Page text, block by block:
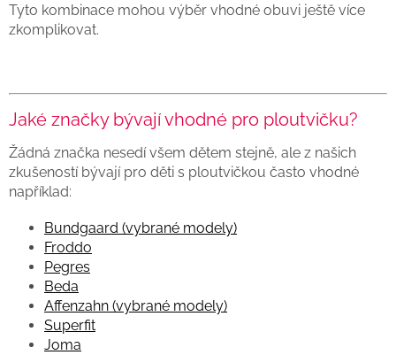
Tyto kombinace mohou výběr vhodné obuvi ještě více
zkomplikovat.
Jaké značky bývají vhodné pro ploutvičku?
Žádná značka nesedí všem dětem stejně, ale z našich
zkušeností bývají pro děti s ploutvičkou často vhodné
například:
Bundgaard (vybrané modely)
Froddo
Pegres
Beda
Affenzahn (vybrané modely)
Superfit
Joma